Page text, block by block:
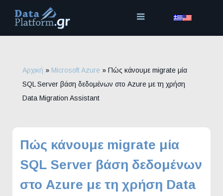
περιεχόμενο
Αρχική » Microsoft Azure » Πώς κάνουμε migrate μία
SQL Server βάση δεδομένων στο Azure με τη χρήση
Data Migration Assistant
Πώς κάνουμε migrate μία
SQL Server βάση δεδομένων
στο Azure με τη χρήση Data